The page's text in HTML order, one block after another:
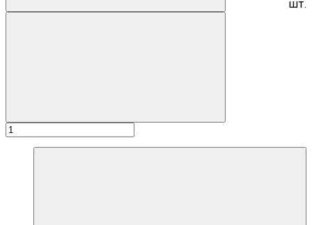
шт.